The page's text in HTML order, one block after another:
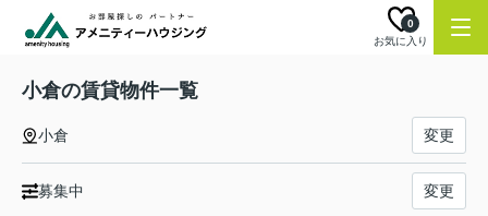
お気に入り
0
小倉の賃貸物件一覧
小倉 変更
募集中 変更